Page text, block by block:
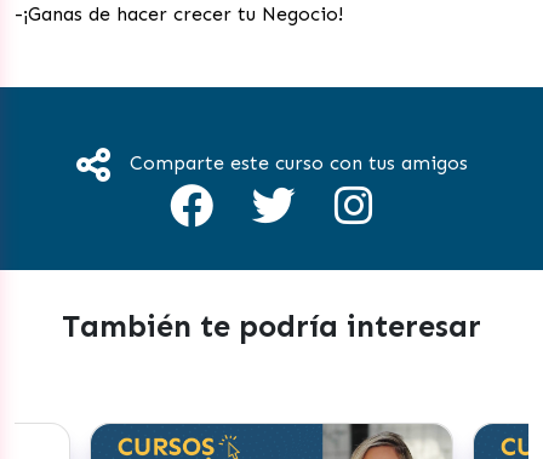
-¡Ganas de hacer crecer tu Negocio!
Comparte este curso con tus amigos
También te podría interesar